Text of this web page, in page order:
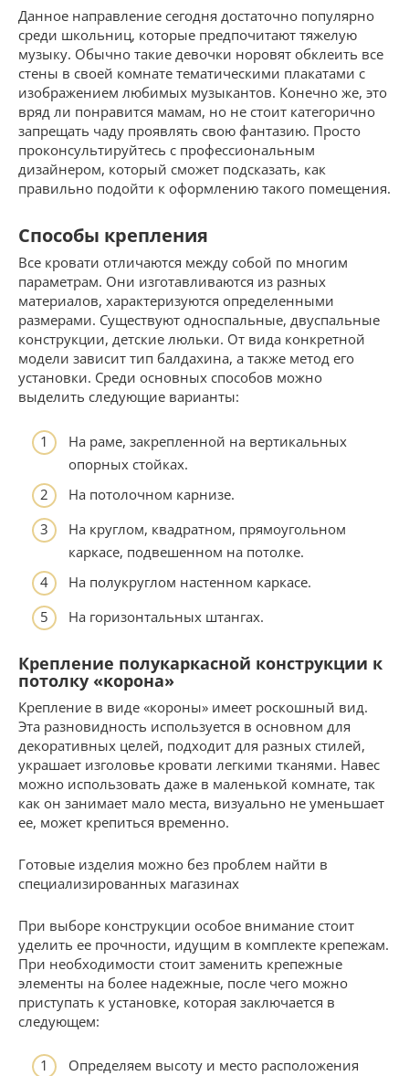
Данное направление сегодня достаточно популярно
среди школьниц, которые предпочитают тяжелую
музыку. Обычно такие девочки норовят обклеить все
стены в своей комнате тематическими плакатами с
изображением любимых музыкантов. Конечно же, это
вряд ли понравится мамам, но не стоит категорично
запрещать чаду проявлять свою фантазию. Просто
проконсультируйтесь с профессиональным
дизайнером, который сможет подсказать, как
правильно подойти к оформлению такого помещения.
Способы крепления
Все кровати отличаются между собой по многим
параметрам. Они изготавливаются из разных
материалов, характеризуются определенными
размерами. Существуют односпальные, двуспальные
конструкции, детские люльки. От вида конкретной
модели зависит тип балдахина, а также метод его
установки. Среди основных способов можно
выделить следующие варианты:
На раме, закрепленной на вертикальных
опорных стойках.
На потолочном карнизе.
На круглом, квадратном, прямоугольном
каркасе, подвешенном на потолке.
На полукруглом настенном каркасе.
На горизонтальных штангах.
Крепление полукаркасной конструкции к
потолку «корона»
Крепление в виде «короны» имеет роскошный вид.
Эта разновидность используется в основном для
декоративных целей, подходит для разных стилей,
украшает изголовье кровати легкими тканями. Навес
можно использовать даже в маленькой комнате, так
как он занимает мало места, визуально не уменьшает
ее, может крепиться временно.
Готовые изделия можно без проблем найти в
специализированных магазинах
При выборе конструкции особое внимание стоит
уделить ее прочности, идущим в комплекте крепежам.
При необходимости стоит заменить крепежные
элементы на более надежные, после чего можно
приступать к установке, которая заключается в
следующем:
Определяем высоту и место расположения